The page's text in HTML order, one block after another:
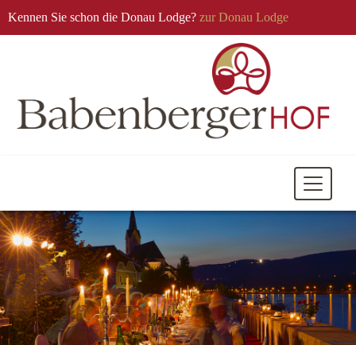
Kennen Sie schon die Donau Lodge? zur Donau Lodge
Mobile